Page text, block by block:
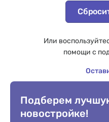
Или
помощи с
Подберем
новостройке!